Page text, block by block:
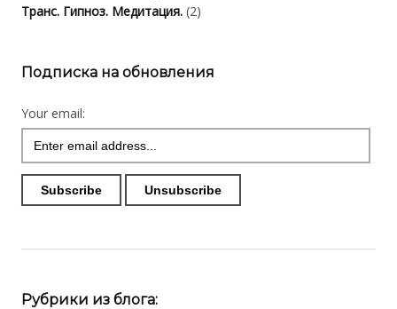
Транс. Гипноз. Медитация. (2)
Подписка на обновления
Your email:
Рубрики из блога: